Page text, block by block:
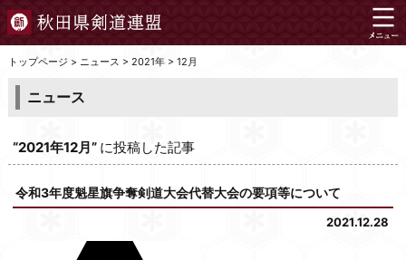
トップページ > ニュース > 2021年> 12月
ニュース
“2021年12月” に投稿した記事
令和3年度魁星旗争奪剣道大会代替大会の要項等について
2021.12.28